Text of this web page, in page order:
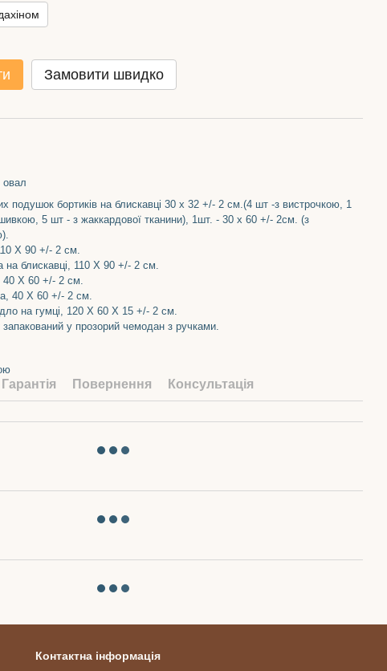
Замовити швидко
овал
подушок бортиків на блискавці 30 х 32 +/- 2 см.(4 шт -з вистрочкою, 1
5 шт - з жаккардової тканини), 1шт. - 30 х 60 +/- 2см. (з
Х 90 +/- 2 см.
на блискавці, 110 Х 90 +/- 2 см.
40 Х 60 +/- 2 см.
40 Х 60 +/- 2 см.
на гумці, 120 Х 60 Х 15 +/- 2 см.
запакований у прозорий чемодан з ручками.
Гарантія Повернення Консультація
Контактна інформація